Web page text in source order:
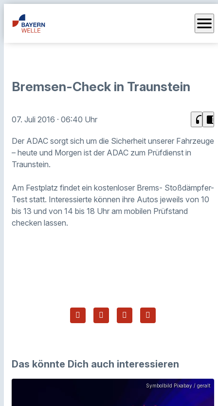
menu
Bremsen-Check in Traunstein
07. Juli 2016 · 06:40 Uhr headphones chrome_reader_mode
Der ADAC sorgt sich um die Sicherheit unserer Fahrzeuge
– heute und Morgen ist der ADAC zum Prüfdienst in
Traunstein.
Am Festplatz findet ein kostenloser Brems- Stoßdämpfer-
Test statt. Interessierte können ihre Autos jeweils von 10
bis 13 und von 14 bis 18 Uhr am mobilen Prüfstand
checken lassen.
Das könnte Dich auch interessieren
Symbolbild Pixabay / geralt